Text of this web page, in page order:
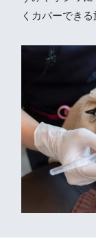
くカバーできる